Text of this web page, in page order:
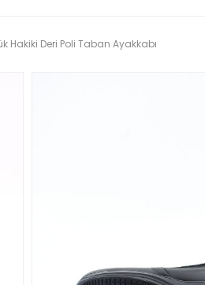
Hakiki Deri Poli Taban Ayakkabı